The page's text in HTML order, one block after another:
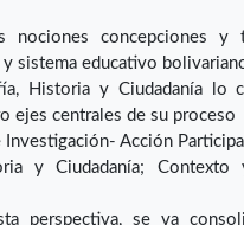
nociones concepciones y
sistema educativo
Historia y Ciudadanía lo
ejes centrales de su proceso
Acción
y Ciudadanía; Contexto
perspectiva, se va